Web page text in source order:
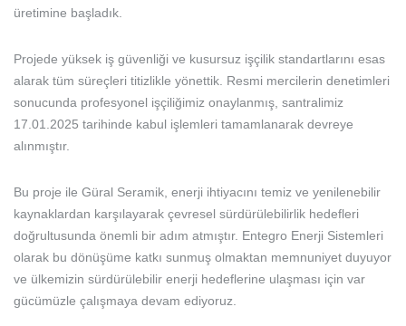
üretimine başladık.
Projede yüksek iş güvenliği ve kusursuz işçilik standartlarını esas
alarak tüm süreçleri titizlikle yönettik. Resmi mercilerin denetimleri
sonucunda profesyonel işçiliğimiz onaylanmış, santralimiz
17.01.2025 tarihinde kabul işlemleri tamamlanarak devreye
alınmıştır.
Bu proje ile Güral Seramik, enerji ihtiyacını temiz ve yenilenebilir
kaynaklardan karşılayarak çevresel sürdürülebilirlik hedefleri
doğrultusunda önemli bir adım atmıştır. Entegro Enerji Sistemleri
olarak bu dönüşüme katkı sunmuş olmaktan memnuniyet duyuyor
ve ülkemizin sürdürülebilir enerji hedeflerine ulaşması için var
gücümüzle çalışmaya devam ediyoruz.